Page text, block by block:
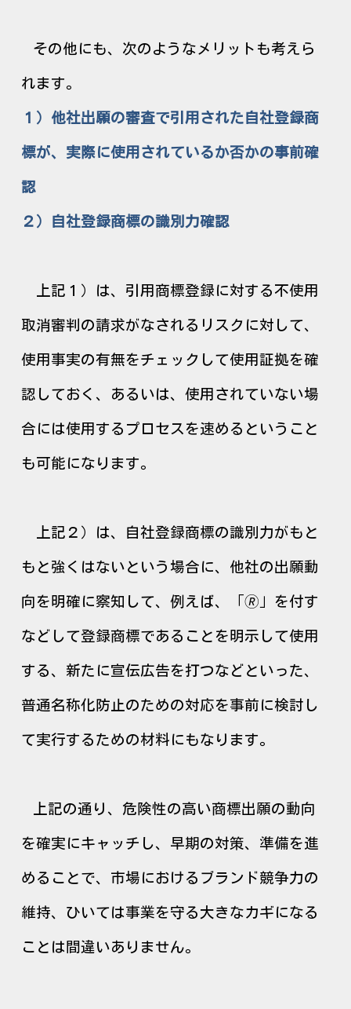
その他にも、次のようなメリットも考えら
れます。
１）他社出願の審査で引用された自社登録商
標が、実際に使用されているか否かの事前確
認
２）自社登録商標の識別力確認
上記１）は、引用商標登録に対する不使用
取消審判の請求がなされるリスクに対して、
使用事実の有無をチェックして使用証拠を確
認しておく、あるいは、使用されていない場
合には使用するプロセスを速めるということ
も可能になります。
上記２）は、自社登録商標の識別力がもと
もと強くはないという場合に、他社の出願動
向を明確に察知して、例えば、「🄬」を付す
などして登録商標であることを明示して使用
する、新たに宣伝広告を打つなどといった、
普通名称化防止のための対応を事前に検討し
て実行するための材料にもなります。
上記の通り、危険性の高い商標出願の動向
を確実にキャッチし、早期の対策、準備を進
めることで、市場におけるブランド競争力の
維持、ひいては事業を守る大きなカギになる
ことは間違いありません。